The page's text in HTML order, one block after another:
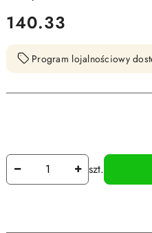
cena:
140.33
Program lojalnościowy
Ilość szt.